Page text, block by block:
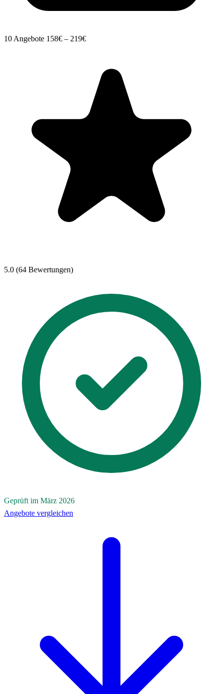
10 Angebote 158€ – 219€
5.0 (64 Bewertungen)
Geprüft im März 2026
Angebote vergleichen